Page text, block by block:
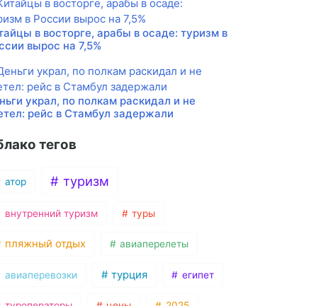
в восторге, арабы в осаде: туризм в
вырос на 7,5%
украл, по полкам раскидал и не
рейс в Стамбул задержали
тегов
атор туризм
внутренний туризм туры
пляжный отдых авиаперелеты
авиаперевозки турция египет